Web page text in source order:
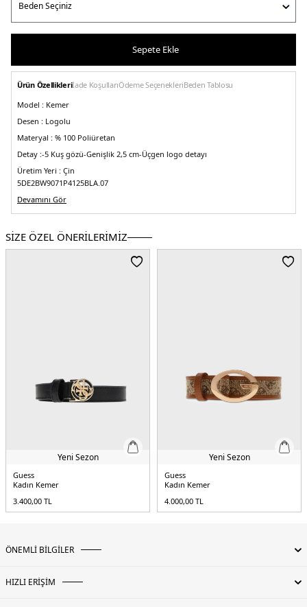
Sepete Ekle
Ürün Özellikleriİade KoşullarıÖdeme SeçenekleriBeden Tablosu
Model : Kemer
Desen : Logolu
Materyal : % 100 Poliüretan
Detay :-5 Kuş gözü-Genişlik 2,5 cm-Üçgen logo detayı
Üretim Yeri : Çin
5DE2BW9071P4125BLA.07
Devamını Gör
SİZE ÖZEL ÖNERİLERİMİZ
Yeni Sezon
Guess
Kadın Kemer
3.400,00 TL
Yeni Sezon
Guess
Kadın Kemer
4.000,00 TL
ÖNEMLİ BİLGİLER
HIZLI ERİŞİM